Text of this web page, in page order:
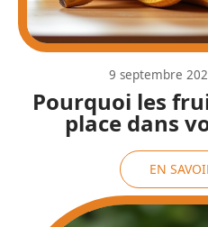
Pourquoi les
place dans
9 septembre
EN